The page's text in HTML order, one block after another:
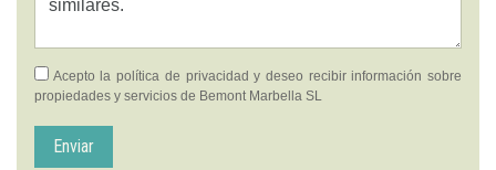
Acepto lapolítica de privacidad y deseo recibir información sobre
propiedades y servicios de Bemont Marbella SL
Enviar